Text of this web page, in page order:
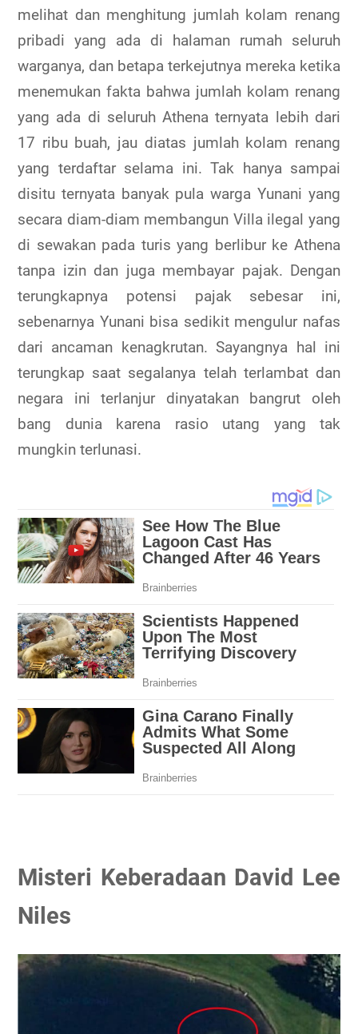
melihat dan menghitung jumlah kolam renang
pribadi yang ada di halaman rumah seluruh
warganya, dan betapa terkejutnya mereka ketika
menemukan fakta bahwa jumlah kolam renang
yang ada di seluruh Athena ternyata lebih dari
17 ribu buah, jau diatas jumlah kolam renang
yang terdaftar selama ini. Tak hanya sampai
disitu ternyata banyak pula warga Yunani yang
secara diam-diam membangun Villa ilegal yang
di sewakan pada turis yang berlibur ke Athena
tanpa izin dan juga membayar pajak. Dengan
terungkapnya potensi pajak sebesar ini,
sebenarnya Yunani bisa sedikit mengulur nafas
dari ancaman kenagkrutan. Sayangnya hal ini
terungkap saat segalanya telah terlambat dan
negara ini terlanjur dinyatakan bangrut oleh
bang dunia karena rasio utang yang tak
mungkin terlunasi.
Misteri Keberadaan David Lee
Niles